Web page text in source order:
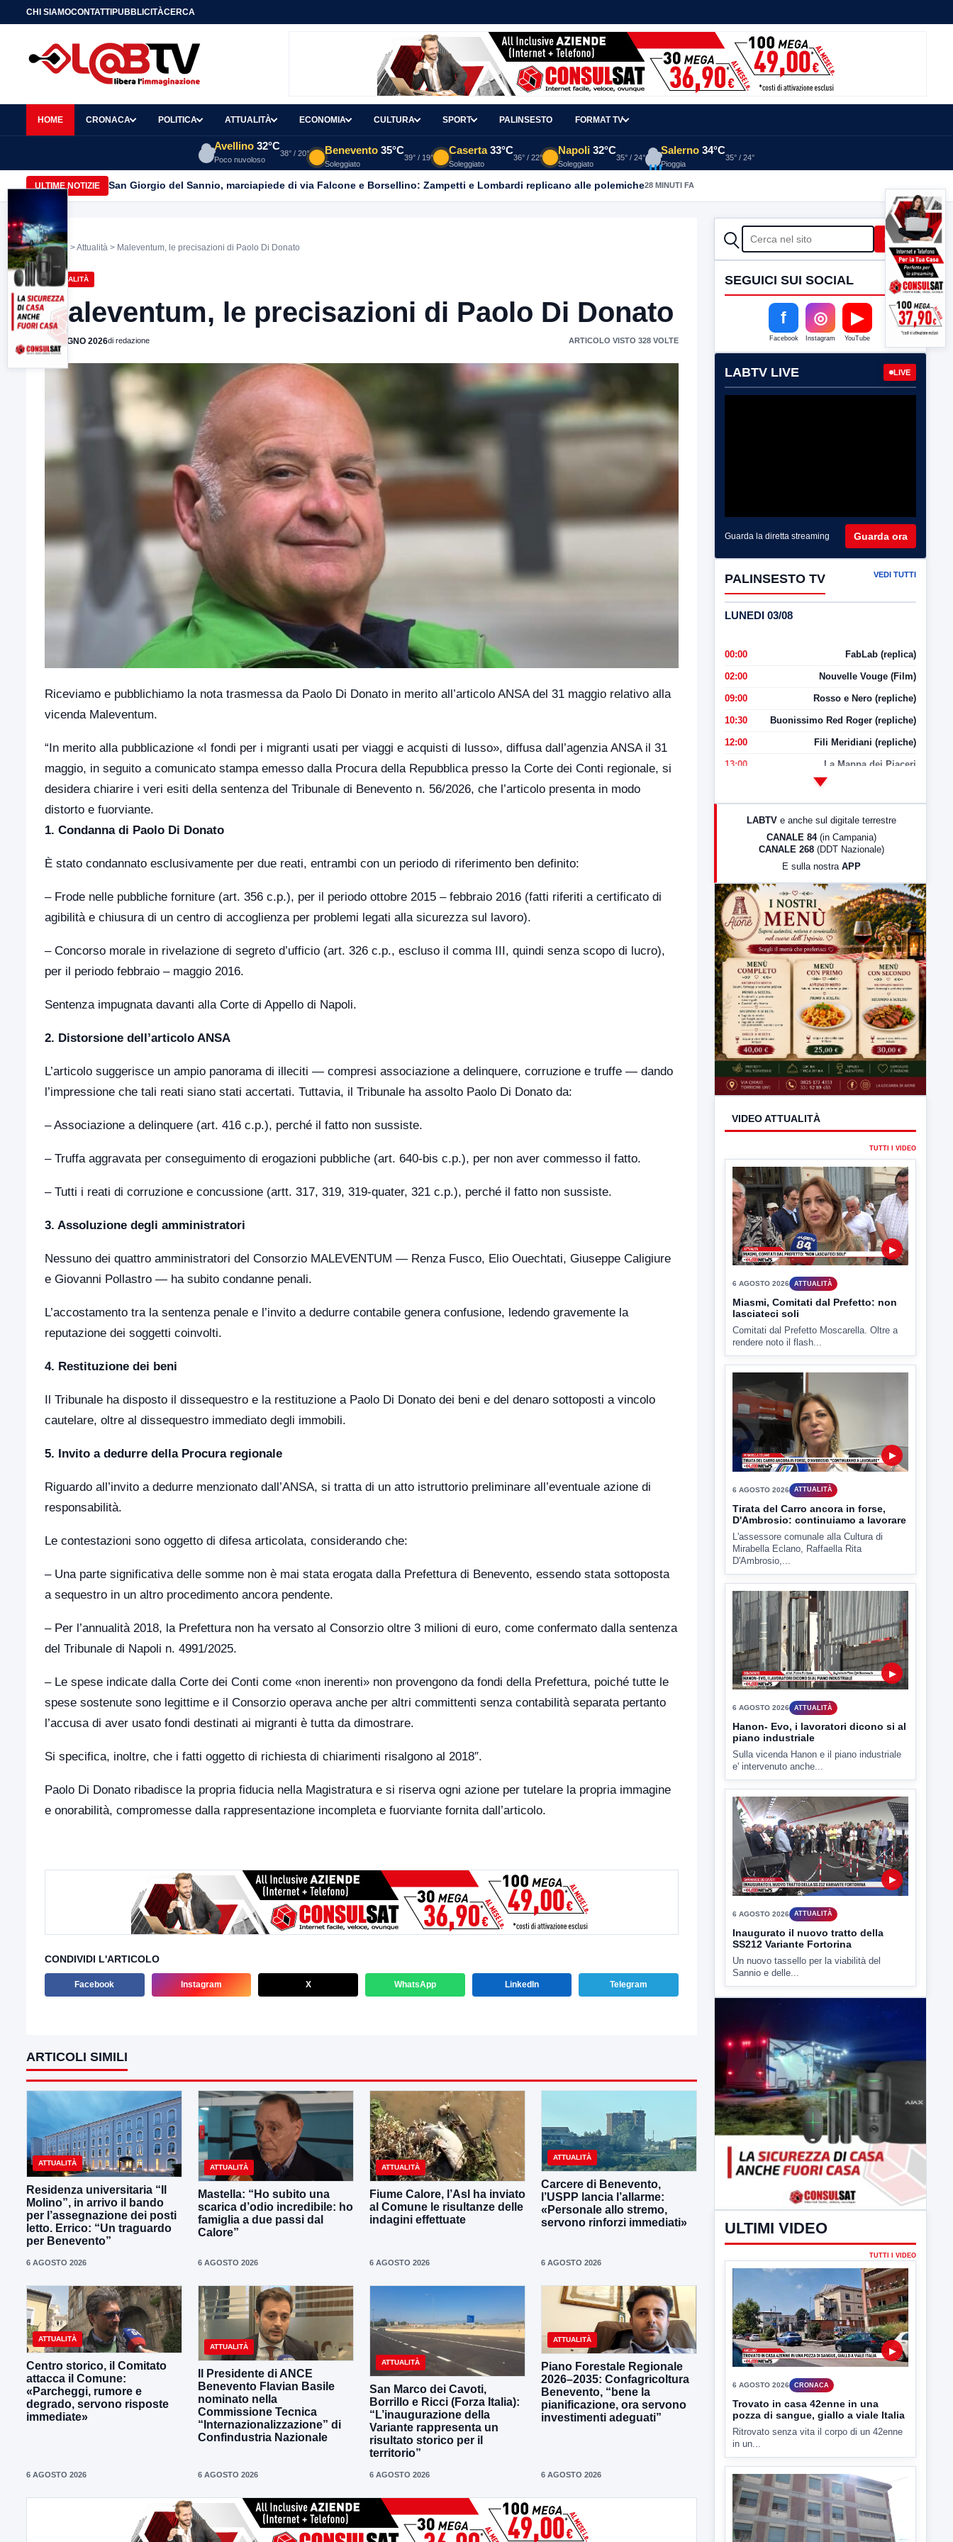
CHI SIAMOCONTATTIPUBBLICITÀCERCA
HOME CRONACA POLITICA ATTUALITÀ ECONOMIA CULTURA SPORT PALINSESTO FORMAT TV
Avellino 32°C
Poco nuvoloso
38° / 20° Benevento 35°C
Soleggiato
39° / 19°
Caserta 33°C
Soleggiato
36° / 22°
Napoli 32°C
Soleggiato
35° / 24°
Salerno 34°C
Pioggia
35° / 24°
ULTIME NOTIZIE San Giorgio del Sannio, marciapiede di via Falcone e Borsellino: Zampetti e Lombardi replicano alle polemiche28 MINUTI FA
Home >Attualità > Maleventum, le precisazioni di Paolo Di Donato
ATTUALITÀ
Maleventum, le precisazioni di Paolo Di Donato
4 GIUGNO 2026di redazione ARTICOLO VISTO 328 VOLTE
Riceviamo e pubblichiamo la nota trasmessa da Paolo Di Donato in merito all’articolo ANSA del 31 maggio relativo alla
vicenda Maleventum.
“In merito alla pubblicazione «I fondi per i migranti usati per viaggi e acquisti di lusso», diffusa dall’agenzia ANSA il 31
maggio, in seguito a comunicato stampa emesso dalla Procura della Repubblica presso la Corte dei Conti regionale, si
desidera chiarire i veri esiti della sentenza del Tribunale di Benevento n. 56/2026, che l’articolo presenta in modo
distorto e fuorviante.
1. Condanna di Paolo Di Donato
È stato condannato esclusivamente per due reati, entrambi con un periodo di riferimento ben definito:
– Frode nelle pubbliche forniture (art. 356 c.p.), per il periodo ottobre 2015 – febbraio 2016 (fatti riferiti a certificato di
agibilità e chiusura di un centro di accoglienza per problemi legati alla sicurezza sul lavoro).
– Concorso morale in rivelazione di segreto d’ufficio (art. 326 c.p., escluso il comma III, quindi senza scopo di lucro),
per il periodo febbraio – maggio 2016.
Sentenza impugnata davanti alla Corte di Appello di Napoli.
2. Distorsione dell’articolo ANSA
L’articolo suggerisce un ampio panorama di illeciti — compresi associazione a delinquere, corruzione e truffe — dando
l’impressione che tali reati siano stati accertati. Tuttavia, il Tribunale ha assolto Paolo Di Donato da:
– Associazione a delinquere (art. 416 c.p.), perché il fatto non sussiste.
– Truffa aggravata per conseguimento di erogazioni pubbliche (art. 640-bis c.p.), per non aver commesso il fatto.
– Tutti i reati di corruzione e concussione (artt. 317, 319, 319-quater, 321 c.p.), perché il fatto non sussiste.
3. Assoluzione degli amministratori
Nessuno dei quattro amministratori del Consorzio MALEVENTUM — Renza Fusco, Elio Ouechtati, Giuseppe Caligiure
e Giovanni Pollastro — ha subito condanne penali.
L’accostamento tra la sentenza penale e l’invito a dedurre contabile genera confusione, ledendo gravemente la
reputazione dei soggetti coinvolti.
4. Restituzione dei beni
Il Tribunale ha disposto il dissequestro e la restituzione a Paolo Di Donato dei beni e del denaro sottoposti a vincolo
cautelare, oltre al dissequestro immediato degli immobili.
5. Invito a dedurre della Procura regionale
Riguardo all’invito a dedurre menzionato dall’ANSA, si tratta di un atto istruttorio preliminare all’eventuale azione di
responsabilità.
Le contestazioni sono oggetto di difesa articolata, considerando che:
– Una parte significativa delle somme non è mai stata erogata dalla Prefettura di Benevento, essendo stata sottoposta
a sequestro in un altro procedimento ancora pendente.
– Per l’annualità 2018, la Prefettura non ha versato al Consorzio oltre 3 milioni di euro, come confermato dalla sentenza
del Tribunale di Napoli n. 4991/2025.
– Le spese indicate dalla Corte dei Conti come «non inerenti» non provengono da fondi della Prefettura, poiché tutte le
spese sostenute sono legittime e il Consorzio operava anche per altri committenti senza contabilità separata pertanto
l’accusa di aver usato fondi destinati ai migranti è tutta da dimostrare.
Si specifica, inoltre, che i fatti oggetto di richiesta di chiarimenti risalgono al 2018″.
Paolo Di Donato ribadisce la propria fiducia nella Magistratura e si riserva ogni azione per tutelare la propria immagine
e onorabilità, compromesse dalla rappresentazione incompleta e fuorviante fornita dall’articolo.
CONDIVIDI L'ARTICOLO
Facebook Instagram X WhatsApp LinkedIn Telegram
ARTICOLI SIMILI
ATTUALITÀ
Residenza universitaria “Il
Molino”, in arrivo il bando
per l’assegnazione dei posti
letto. Errico: “Un traguardo
per Benevento”
6 AGOSTO 2026
ATTUALITÀ
Mastella: “Ho subito una
scarica d’odio incredibile: ho
famiglia a due passi dal
Calore”
6 AGOSTO 2026
ATTUALITÀ
Fiume Calore, l’Asl ha inviato
al Comune le risultanze delle
indagini effettuate
6 AGOSTO 2026
ATTUALITÀ
Carcere di Benevento,
l’USPP lancia l’allarme:
«Personale allo stremo,
servono rinforzi immediati»
6 AGOSTO 2026
ATTUALITÀ
Centro storico, il Comitato
attacca il Comune:
«Parcheggi, rumore e
degrado, servono risposte
immediate»
6 AGOSTO 2026
ATTUALITÀ
Il Presidente di ANCE
Benevento Flavian Basile
nominato nella
Commissione Tecnica
“Internazionalizzazione” di
Confindustria Nazionale
6 AGOSTO 2026
ATTUALITÀ
San Marco dei Cavoti,
Borrillo e Ricci (Forza Italia):
“L’inaugurazione della
Variante rappresenta un
risultato storico per il
territorio”
6 AGOSTO 2026
ATTUALITÀ
Piano Forestale Regionale
2026–2035: Confagricoltura
Benevento, “bene la
pianificazione, ora servono
investimenti adeguati”
6 AGOSTO 2026
CERCA Cerca
SEGUICI SUI SOCIAL
f
Facebook
◎
Instagram
▶
YouTube
LABTV LIVE LIVE
Guarda la diretta streaming Guarda ora
PALINSESTO TV VEDI TUTTI
LUNEDI 03/08
00:00 FabLab (replica)
02:00 Nouvelle Vouge (Film)
09:00 Rosso e Nero (repliche)
10:30 Buonissimo Red Roger (repliche)
12:00 Fili Meridiani (repliche)
13:00 La Mappa dei Piaceri
LabNews (Diretta)
23:00 LabNews (replica)
LABTV e anche sul digitale terrestre
CANALE 84 (in Campania)
CANALE 268 (DDT Nazionale)
E sulla nostra APP
VIDEO ATTUALITÀ
6 AGOSTO 2026 ATTUALITÀ
Miasmi, Comitati dal Prefetto: non
lasciateci soli
Comitati dal Prefetto Moscarella. Oltre a
rendere noto il flash...
6 AGOSTO 2026 ATTUALITÀ
Tirata del Carro ancora in forse,
D'Ambrosio: continuiamo a lavorare
L'assessore comunale alla Cultura di
Mirabella Eclano, Raffaella Rita
D'Ambrosio,...
▶
6 AGOSTO 2026 ATTUALITÀ
Hanon- Evo, i lavoratori dicono si al
piano industriale
Sulla vicenda Hanon e il piano industriale
e' intervenuto anche...
6 AGOSTO 2026 ATTUALITÀ
Inaugurato il nuovo tratto della
SS212 Variante Fortorina
Un nuovo tassello per la viabilità del
Sannio e delle...
ULTIMI VIDEO
TUTTI I VIDEO